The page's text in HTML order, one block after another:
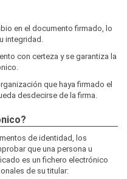
en el documento firmado, lo
integridad.
con certeza y se garantiza la
que haya firmado el
desdecirse de la firma.
de identidad, los
que una persona u
es un fichero electrónico
de su titular: